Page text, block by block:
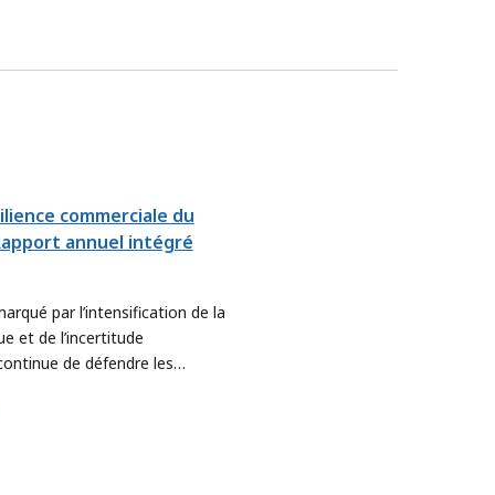
commerciale du
annuel intégré
par l’intensification de la
et de l’incertitude
de défendre les
notre approche afin de